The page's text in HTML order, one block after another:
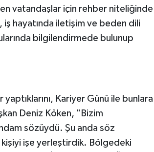
vatandaşlar için rehber niteliğinde
iş hayatında iletişim ve beden dili
bilgilendirmede bulunup
Kariyer Günü ile bunlara
Deniz Köken, "Bizim
sözüydü. Şu anda söz
işe yerleştirdik. Bölgedeki